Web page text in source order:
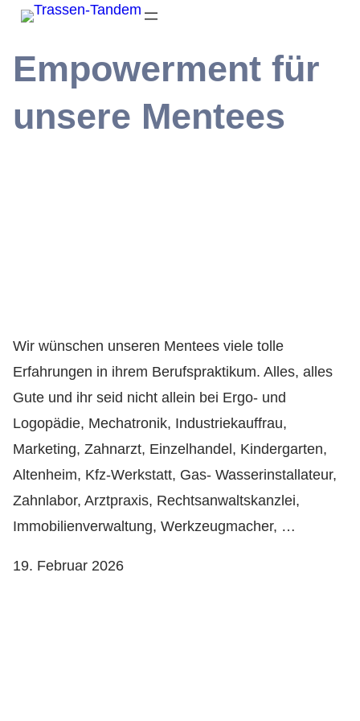
Empowerment für
unsere Mentees
Wir wünschen unseren Mentees viele tolle
Erfahrungen in ihrem Berufspraktikum. Alles, alles
Gute und ihr seid nicht allein bei Ergo- und
Logopädie, Mechatronik, Industriekauffrau,
Marketing, Zahnarzt, Einzelhandel, Kindergarten,
Altenheim, Kfz-Werkstatt, Gas- Wasserinstallateur,
Zahnlabor, Arztpraxis, Rechtsanwaltskanzlei,
Immobilienverwaltung, Werkzeugmacher, …
19. Februar 2026